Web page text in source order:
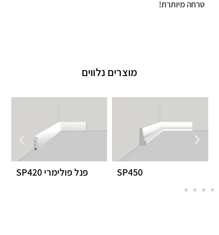
טרחה מיותרת!
מוצרים נלווים
פנל פולימרי SP420 פנל פולימרי SP200